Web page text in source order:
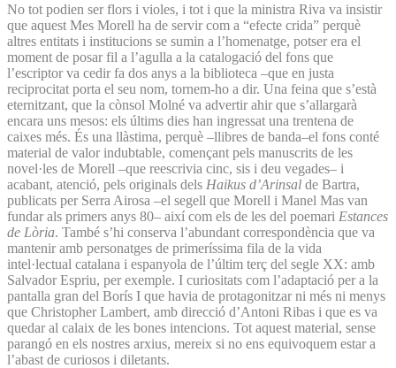
No tot podien ser flors i violes, i tot i que la ministra Riva va insistir
que aquest Mes Morell ha de servir com a “efecte crida” perquè
altres entitats i institucions se sumin a l’homenatge, potser era el
moment de posar fil a l’agulla a la catalogació del fons que
l’escriptor va cedir fa dos anys a la biblioteca –que en justa
reciprocitat porta el seu nom, tornem-ho a dir. Una feina que s’està
eternitzant, que la cònsol Molné va advertir ahir que s’allargarà
encara uns mesos: els últims dies han ingressat una trentena de
caixes més. És una llàstima, perquè –llibres de banda–el fons conté
material de valor indubtable, començant pels manuscrits de les
novel·les de Morell –que reescrivia cinc, sis i deu vegades– i
acabant, atenció, pels originals dels Haikus d’Arinsal de Bartra,
publicats per Serra Airosa –el segell que Morell i Manel Mas van
fundar als primers anys 80– així com els de les del poemari Estances
de Lòria. També s’hi conserva l’abundant correspondència que va
mantenir amb personatges de primeríssima fila de la vida
intel·lectual catalana i espanyola de l’últim terç del segle XX: amb
Salvador Espriu, per exemple. I curiositats com l’adaptació per a la
pantalla gran del Borís I que havia de protagonitzar ni més ni menys
que Christopher Lambert, amb direcció d’Antoni Ribas i que es va
quedar al calaix de les bones intencions. Tot aquest material, sense
parangó en els nostres arxius, mereix si no ens equivoquem estar a
l’abast de curiosos i diletants.